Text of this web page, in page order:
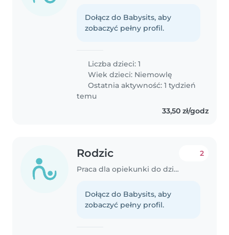
Dołącz do Babysits, aby
zobaczyć pełny profil.
Liczba dzieci: 1
Wiek dzieci: Niemowlę
Ostatnia aktywność: 1 tydzień
temu
33,50 zł/godz
Rodzic
Praca dla opiekunki do dziecka w Gliwice
2
Dołącz do Babysits, aby
zobaczyć pełny profil.